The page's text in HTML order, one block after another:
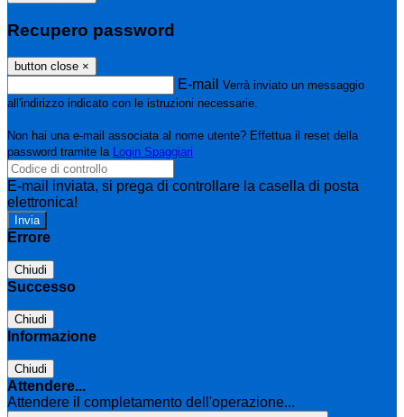
Recupero password
button close ×
E-mail Verrà inviato un messaggio
all'indirizzo indicato con le istruzioni necessarie.
Non hai una e-mail associata al nome utente? Effettua il reset della
password tramite la Login Spaggiari
E-mail inviata, si prega di controllare la casella di posta
elettronica!
Errore
Chiudi
Successo
Chiudi
Informazione
Chiudi
Attendere...
Attendere il completamento dell'operazione...